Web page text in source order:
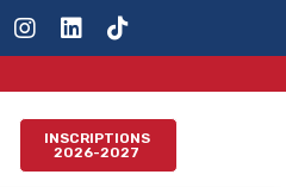
INSCRIPTIONS
2026-2027